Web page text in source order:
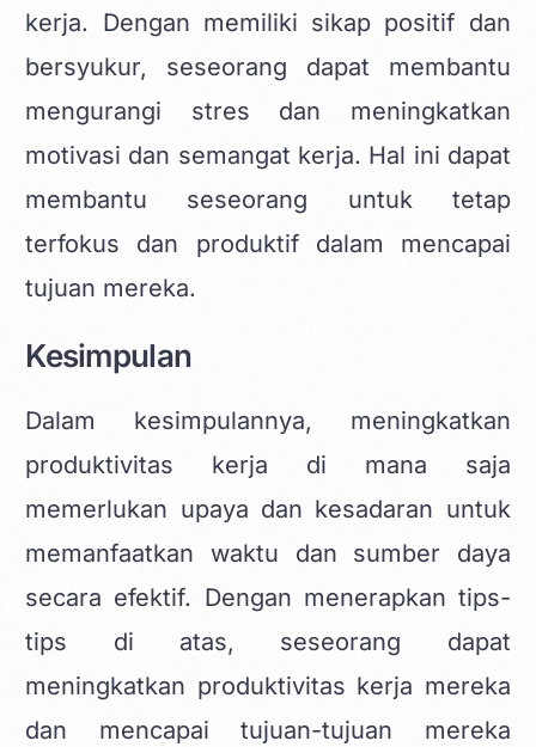
kerja. Dengan memiliki sikap positif dan
bersyukur, seseorang dapat membantu
mengurangi stres dan meningkatkan
motivasi dan semangat kerja. Hal ini dapat
membantu seseorang untuk tetap
terfokus dan produktif dalam mencapai
tujuan mereka.
Kesimpulan
Dalam kesimpulannya, meningkatkan
produktivitas kerja di mana saja
memerlukan upaya dan kesadaran untuk
memanfaatkan waktu dan sumber daya
secara efektif. Dengan menerapkan tips-
tips di atas, seseorang dapat
meningkatkan produktivitas kerja mereka
dan mencapai tujuan-tujuan mereka